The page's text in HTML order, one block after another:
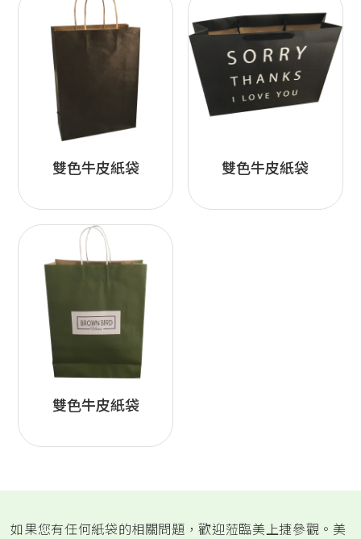
雙色牛皮紙袋 雙色牛皮紙袋
雙色牛皮紙袋
如果您有任何紙袋的相關問題，歡迎蒞臨美上捷參觀。美